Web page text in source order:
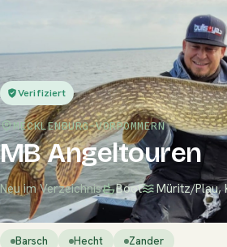
Verifiziert
MECKLENBURG-VORPOMMERN
MB Angeltouren
Neu im Verzeichnis Boot Müritz/Plau,
Barsch Hecht Zander